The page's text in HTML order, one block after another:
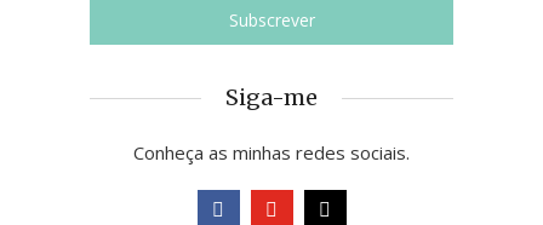
Siga-me
Conheça as minhas redes sociais.